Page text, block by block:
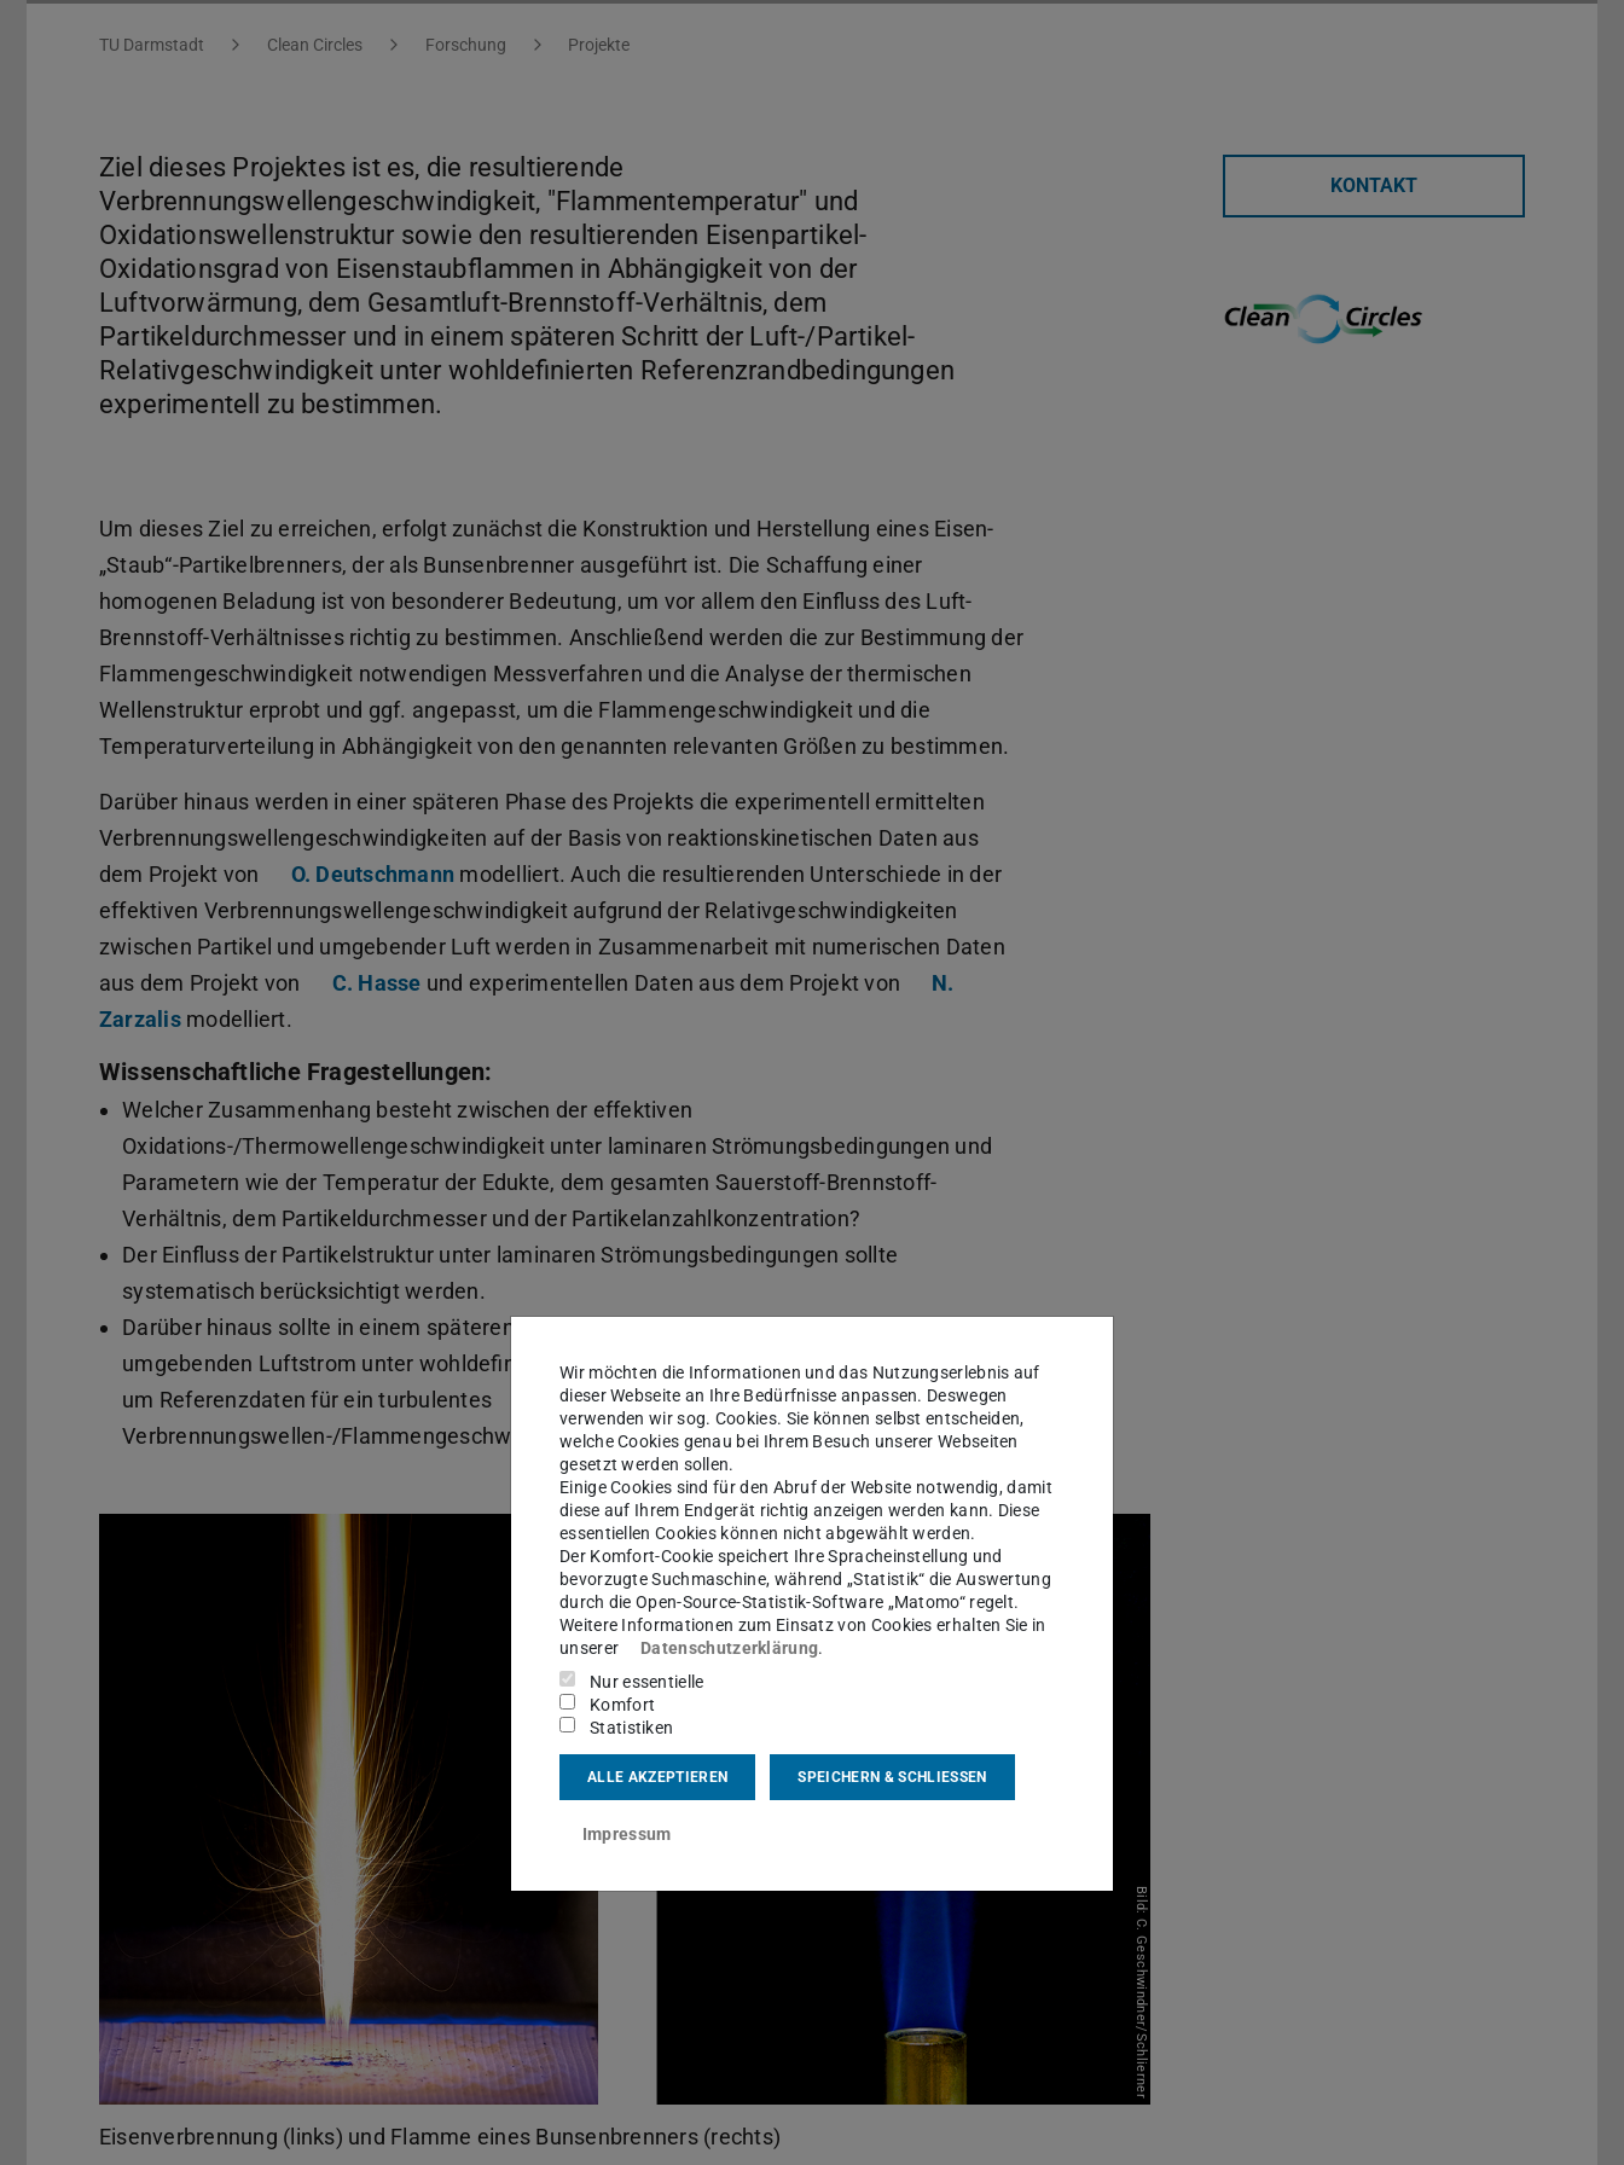
Sie befinden sich hier:
TU Darmstadt Clean Circles Forschung Projekte
Ziel dieses Projektes ist es, die resultierende
Verbrennungswellengeschwindigkeit, "Flammentemperatur" und
Oxidationswellenstruktur sowie den resultierenden Eisenpartikel-
Oxidationsgrad von Eisenstaubflammen in Abhängigkeit von der
Luftvorwärmung, dem Gesamtluft-Brennstoff-Verhältnis, dem
Partikeldurchmesser und in einem späteren Schritt der Luft-/Partikel-
Relativgeschwindigkeit unter wohldefinierten Referenzrandbedingungen
experimentell zu bestimmen.
Um dieses Ziel zu erreichen, erfolgt zunächst die Konstruktion und Herstellung eines Eisen-
„Staub“-Partikelbrenners, der als Bunsenbrenner ausgeführt ist. Die Schaffung einer
homogenen Beladung ist von besonderer Bedeutung, um vor allem den Einfluss des Luft-
Brennstoff-Verhältnisses richtig zu bestimmen. Anschließend werden die zur Bestimmung der
Flammengeschwindigkeit notwendigen Messverfahren und die Analyse der thermischen
Wellenstruktur erprobt und ggf. angepasst, um die Flammengeschwindigkeit und die
Temperaturverteilung in Abhängigkeit von den genannten relevanten Größen zu bestimmen.
Darüber hinaus werden in einer späteren Phase des Projekts die experimentell ermittelten
Verbrennungswellengeschwindigkeiten auf der Basis von reaktionskinetischen Daten aus
dem Projekt von
O. Deutschmann modelliert. Auch die resultierenden Unterschiede in der
effektiven Verbrennungswellengeschwindigkeit aufgrund der Relativgeschwindigkeiten
zwischen Partikel und umgebender Luft werden in Zusammenarbeit mit numerischen Daten
aus dem Projekt von
C. Hasse und experimentellen Daten aus dem Projekt von
N.
Zarzalis modelliert.
Wissenschaftliche Fragestellungen:
Welcher Zusammenhang besteht zwischen der effektiven
Oxidations-/Thermowellengeschwindigkeit unter laminaren Strömungsbedingungen und
Parametern wie der Temperatur der Edukte, dem gesamten Sauerstoff-Brennstoff-
Verhältnis, dem Partikeldurchmesser und der Partikelanzahlkonzentration?
Der Einfluss der Partikelstruktur unter laminaren Strömungsbedingungen sollte
systematisch berücksichtigt werden.
Darüber hinaus sollte in einem späteren Schritt die Relativgeschwindigkeit der Partikel zum
umgebenden Luftstrom unter wohldefinierten Referenz-Randbedingungen geklärt werden,
um Referenzdaten für ein turbulentes
Verbrennungswellen-/Flammengeschwindigkeitsmodell zu erhalten.
Bild: C. Geschwindner/Schlierner
Eisenverbrennung (links) und Flamme eines Bunsenbrenners (rechts)
KONTAKT
Wir möchten die Informationen und das Nutzungserlebnis auf
dieser Webseite an Ihre Bedürfnisse anpassen. Deswegen
verwenden wir sog. Cookies. Sie können selbst entscheiden,
welche Cookies genau bei Ihrem Besuch unserer Webseiten
gesetzt werden sollen.
Einige Cookies sind für den Abruf der Website notwendig, damit
diese auf Ihrem Endgerät richtig anzeigen werden kann. Diese
essentiellen Cookies können nicht abgewählt werden.
Der Komfort-Cookie speichert Ihre Spracheinstellung und
bevorzugte Suchmaschine, während „Statistik“ die Auswertung
durch die Open-Source-Statistik-Software „Matomo“ regelt.
Weitere Informationen zum Einsatz von Cookies erhalten Sie in
unserer
Datenschutzerklärung.
Nur essentielle
Komfort
Statistiken
ALLE AKZEPTIEREN SPEICHERN & SCHLIESSEN
Impressum